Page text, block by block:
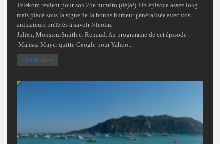
Telekom revient pour son 25e numéro (déjà!). Un épisode assez long
mais placé sous la signe de la bonne humeur généralisée avec vos
animateurs préférés à savoir Nicolas,
Julien, MonsieurSmith et Renaud. Au programme de cet épisode : –
Marissa Mayer quitte Google pour Yahoo...
Lire la suite